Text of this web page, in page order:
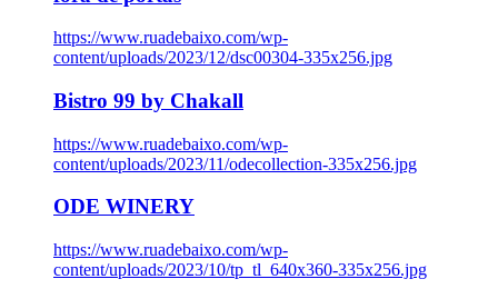
https://www.ruadebaixo.com/wp-
content/uploads/2023/12/dsc00304-335x256.jpg
Bistro 99 by Chakall
https://www.ruadebaixo.com/wp-
content/uploads/2023/11/odecollection-335x256.jpg
ODE WINERY
https://www.ruadebaixo.com/wp-
content/uploads/2023/10/tp_tl_640x360-335x256.jpg